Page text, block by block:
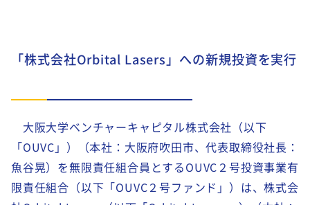
「株式会社Orbital Lasers」への新規投資を実行
大阪大学ベンチャーキャピタル株式会社（以下
「OUVC」）（本社：大阪府吹田市、代表取締役社長：
魚谷晃）を無限責任組合員とするOUVC２号投資事業有
限責任組合（以下「OUVC２号ファンド」）は、株式会